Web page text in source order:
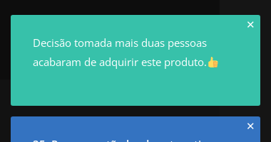
✕
Decisão tomada mais duas pessoas
acabaram de adquirir este produto.
✕